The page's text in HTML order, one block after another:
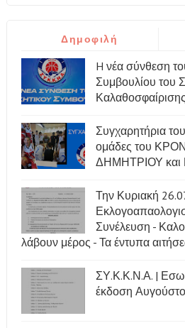
Δημοφιλή
H νέα σύνθεση
Συμβουλίου του
Συγχαρητήρια
ομάδες του
ΔΗΜΗΤΡΙΟΥ και
Την Κυριακή
Συνέλευση -
λάβουν μέρος - Τα έντυπα
ΣΥ.Κ.Κ.Ν.Α. |
έκδοση